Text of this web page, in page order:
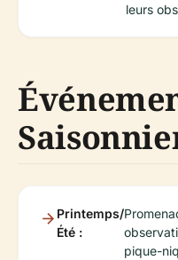
leurs
Printemps/
Été :
pique-